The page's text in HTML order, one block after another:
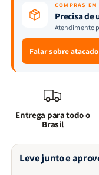
COMPRAS EM
Precisa de
Atendimento
Falar sobre atacado
Entrega para todo o
Brasil
Leve junto e